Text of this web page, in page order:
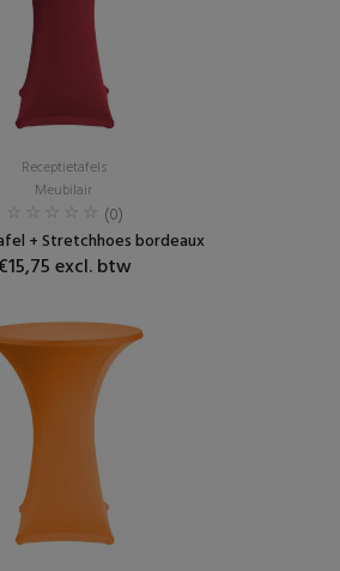
Receptietafels
Meubilair
(0)
+ Stretchhoes bordeaux
excl. btw